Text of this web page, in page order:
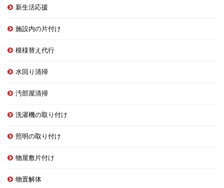
新生活応援
施設内の片付け
模様替え代行
水回り清掃
汚部屋清掃
洗濯機の取り付け
照明の取り付け
物屋敷片付け
物置解体